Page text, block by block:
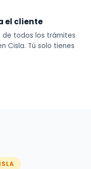
el cliente
de todos los trámites
Cisla. Tú solo tienes